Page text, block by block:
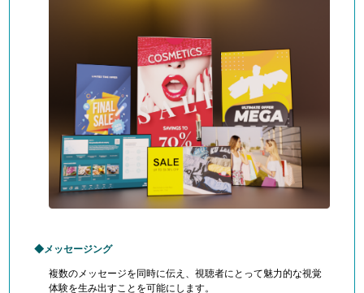
メッセージング
複数のメッセージを同時に伝え、視聴者にとって魅力的な視覚
体験を生み出すことを可能にします。